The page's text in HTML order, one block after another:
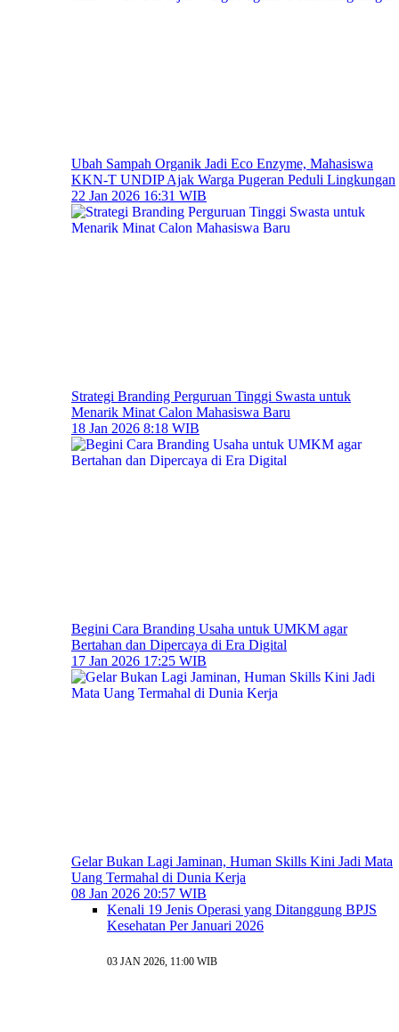
Ubah Sampah Organik Jadi Eco Enzyme, Mahasiswa
KKN-T UNDIP Ajak Warga Pugeran Peduli Lingkungan
22 Jan 2026 16:31 WIB
Strategi Branding Perguruan Tinggi Swasta untuk
Menarik Minat Calon Mahasiswa Baru
18 Jan 2026 8:18 WIB
Begini Cara Branding Usaha untuk UMKM agar
Bertahan dan Dipercaya di Era Digital
17 Jan 2026 17:25 WIB
Gelar Bukan Lagi Jaminan, Human Skills Kini Jadi Mata
Uang Termahal di Dunia Kerja
08 Jan 2026 20:57 WIB
Kenali 19 Jenis Operasi yang Ditanggung BPJS
Kesehatan Per Januari 2026
03 JAN 2026, 11:00 WIB